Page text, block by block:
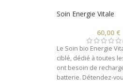
Soin Energie Vitale
60,00 €
Le Soin bio Energie
ciblé, dédié à toutes
ont besoin de
batterie. Détendez-